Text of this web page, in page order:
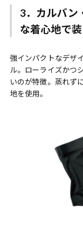
3．カルバン
な着心地で
強インパクトなデザ
ル。ローライズかつ
いのが特徴。蒸れず
地を使用。